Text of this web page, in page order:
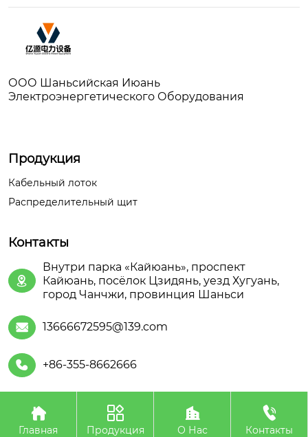
ООО Шаньсийская Июань
Электроэнергетического Оборудования
Продукция
Кабельный лоток
Распределительный щит
Контакты

Внутри парка «Кайюань», проспект
Кайюань, посёлок Цзидянь, уезд Хугуань,
город Чанчжи, провинция Шаньси
 13666672595@139.com
 +86-355-8662666
Авторское право©ООО Шаньсийская Июань
Электроэнергетического Оборудования

Главная

Продукция

О Нас

Контакты